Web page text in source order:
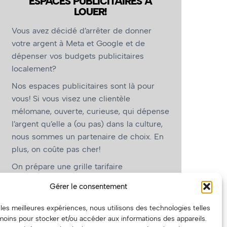
Gérer le consentement
meilleures expériences, nous utilisons des technologies telles
pour stocker et/ou accéder aux informations des appareils.
LOUER!
Vous avez décidé d’arrêter de donner
votre argent à Meta et Google et de
dépenser vos budgets publicitaires
localement?
Nos espaces publicitaires sont là pour
vous! Si vous visez une clientèle
mélomane, ouverte, curieuse, qui dépense
l’argent qu’elle a (ou pas) dans la culture,
nous sommes un partenaire de choix. En
plus, on coûte pas cher!
On prépare une grille tarifaire
vous, les artistes!)